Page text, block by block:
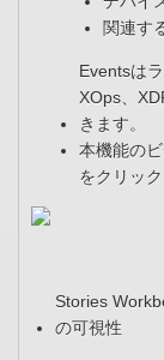
関連す
Eventsは
XOps、
きます。​
本機能の
をクリッ
Stories
の可視性​